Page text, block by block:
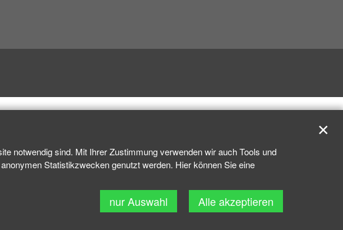
notwendig sind. Mit Ihrer Zustimmung verwenden wir auch Tools und
Statistikzwecken genutzt werden. Hier können Sie eine
nur Auswahl Alle akzeptieren
✕